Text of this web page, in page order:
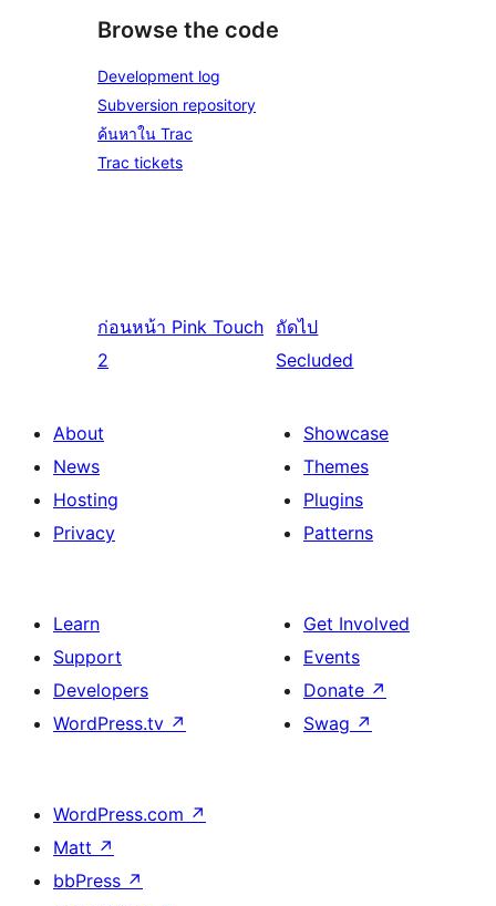
Browse the code
Development log
Subversion repository
ค้นหาใน Trac
Trac tickets
ก่อนหน้า Pink Touch
2
ถัดไป
Secluded
About
News
Hosting
Privacy
Showcase
Themes
Plugins
Patterns
Learn
Support
Developers
WordPress.tv ↗
Get Involved
Events
Donate ↗
Swag ↗
WordPress.com ↗
Matt ↗
bbPress ↗